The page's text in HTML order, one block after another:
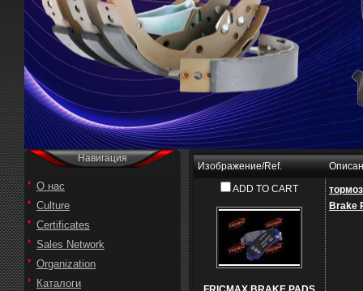
Изображение/Ref.
ADD TO CART
Brake
Навигация
О нас
Culture
Certificates
Sales Network
Organization
Каталоги